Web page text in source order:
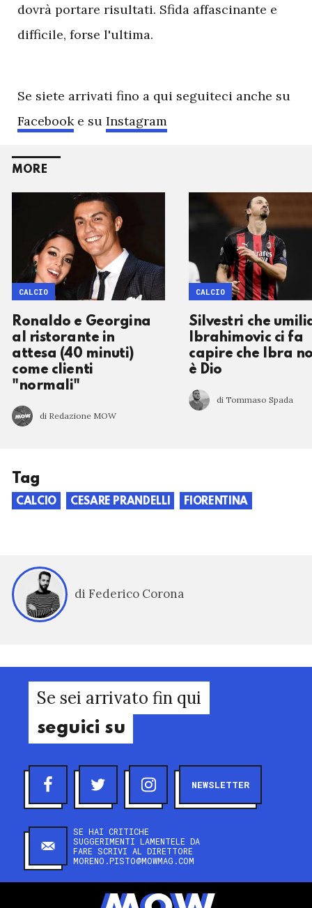
dovrà portare risultati. Sfida affascinante e
difficile, forse l'ultima.
Se siete arrivati fino a qui seguiteci anche su
Facebook e su Instagram
MORE
Ronaldo e Georgina
al ristorante in
attesa (40 minuti)
come clienti
"normali"
di Redazione MOW
CALCIO
Silvestri che
Ibrahimovic ci fa
capire che Ibra
è Dio
di Tommaso Spada
CALCIO
Tag
CALCIO CESARE PRANDELLI FIORENTINA
di Federico Corona
Se sei arrivato fin qui
seguici su
NEWSLETTER
SE HAI CRITICHE
SUGGERIMENTI LAMENTELE DA
FARE SCRIVI AL DIRETTORE
MORENO.PISTO@MOWMAG.COM